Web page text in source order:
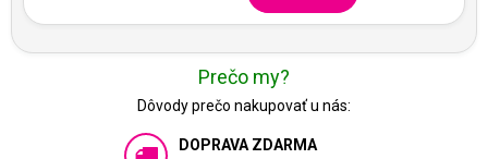
Prečo my?
Dôvody prečo nakupovať u nás:
DOPRAVA ZDARMA